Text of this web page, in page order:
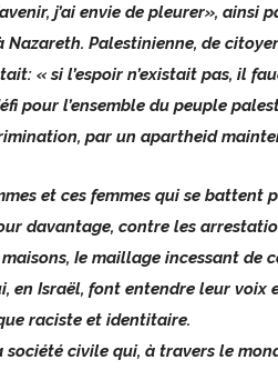
j’ai envie de pleurer», ainsi
Nazareth. Palestinienne, de
« si l’espoir n’existait pas, il
pour l’ensemble du peuple
par un apartheid
et ces femmes qui se battent
davantage, contre les
Ie maillage incessant de
en Israël, font entendre leur voix
raciste et identitaire.
civile qui, à travers le